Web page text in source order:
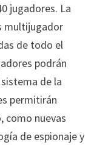
jugadores. La
multijugador
de todo el
podrán
de la
permitirán
como nuevas
de espionaje y